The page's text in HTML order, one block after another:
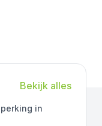
Bekijk alles
in